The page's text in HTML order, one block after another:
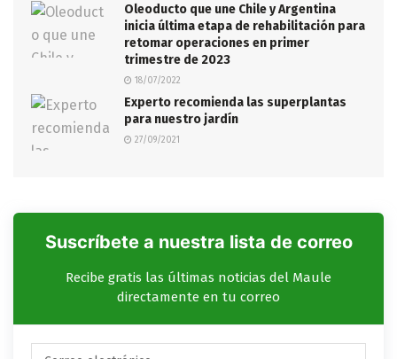
Oleoducto que une Chile y Argentina
inicia última etapa de rehabilitación para
retomar operaciones en primer
trimestre de 2023
18/07/2022
Experto recomienda las superplantas
para nuestro jardín
27/09/2021
Suscríbete a nuestra lista de correo
Recibe gratis las últimas noticias del Maule
directamente en tu correo